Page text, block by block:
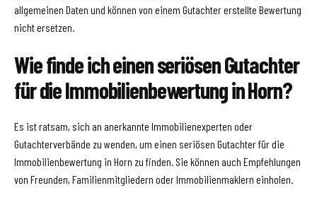
allgemeinen Daten und können von einem Gutachter erstellte Bewertung
nicht ersetzen.
Wie finde ich einen seriösen Gutachter
für die Immobilienbewertung in Horn?
Es ist ratsam, sich an anerkannte Immobilienexperten oder
Gutachterverbände zu wenden, um einen seriösen Gutachter für die
Immobilienbewertung in Horn zu finden. Sie können auch Empfehlungen
von Freunden, Familienmitgliedern oder Immobilienmaklern einholen.